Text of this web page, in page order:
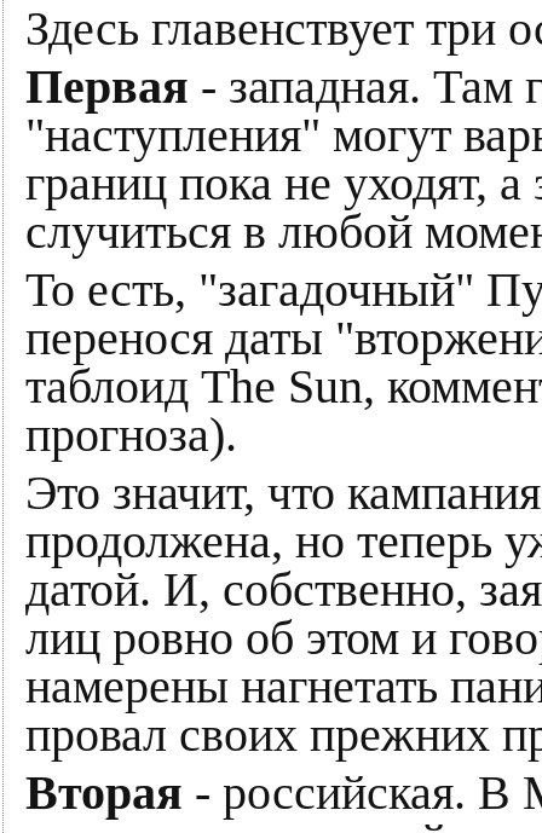
Здесь главенствует три
Первая - западная. Там
"наступления" могут
границ пока не уходят,
случиться в любой
То есть, "загадочный"
перенося даты
таблоид The Sun,
прогноза).
Это значит, что
продолжена, но теперь
датой. И, собственно,
лиц ровно об этом и
намерены нагнетать
провал своих прежних
Вторая - российская. В